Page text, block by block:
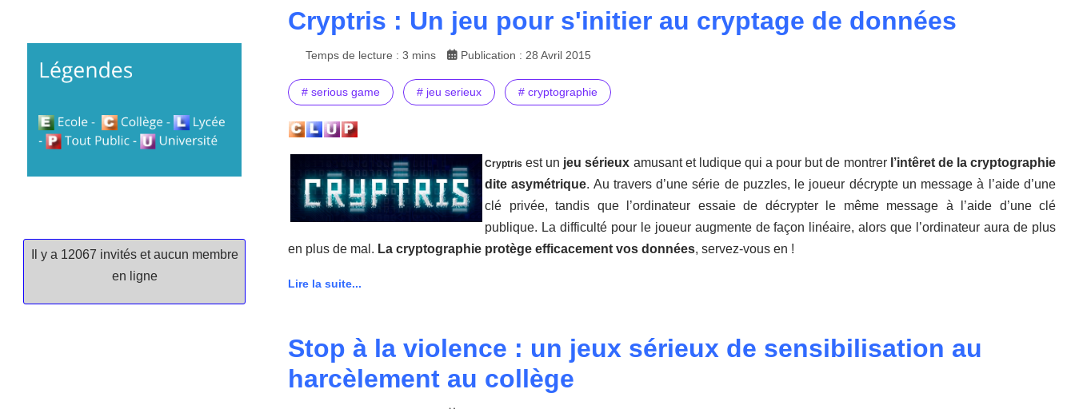
Il y a 12067 invités et aucun membre
en ligne
Cryptris : Un jeu pour s'initier au cryptage de données
Temps de lecture : 3 mins Publication : 28 Avril 2015
# serious game # jeu serieux # cryptographie
Cryptris est un jeu sérieux amusant et ludique qui a pour but de montrer l’intêret de la cryptographie
dite asymétrique. Au travers d’une série de puzzles, le joueur décrypte un message à l’aide d’une
clé privée, tandis que l’ordinateur essaie de décrypter le même message à l’aide d’une clé
publique. La difficulté pour le joueur augmente de façon linéaire, alors que l’ordinateur aura de plus
en plus de mal. La cryptographie protège efficacement vos données, servez-vous en !
Lire la suite...
Stop à la violence : un jeux sérieux de sensibilisation au
harcèlement au collège